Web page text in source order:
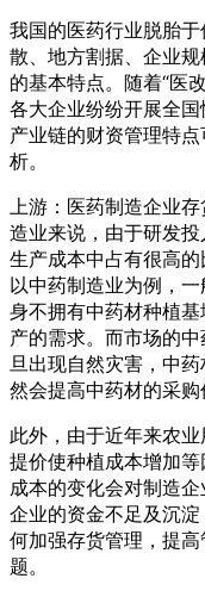
我国的医药行业脱胎
散、地方割据、企业
的基本特点。随着“医
各大企业纷纷开展全
产业链的财资管理特
析。
上游：医药制造企业
造业来说，由于研发
生产成本中占有很高的
以中药制造业为例，
身不拥有中药材种植
产的需求。而市场的
旦出现自然灾害，中
然会提高中药材的采购
此外，由于近年来农
提价使种植成本增加
成本的变化会对制造
企业的资金不足及沉
何加强存货管理，提
题。